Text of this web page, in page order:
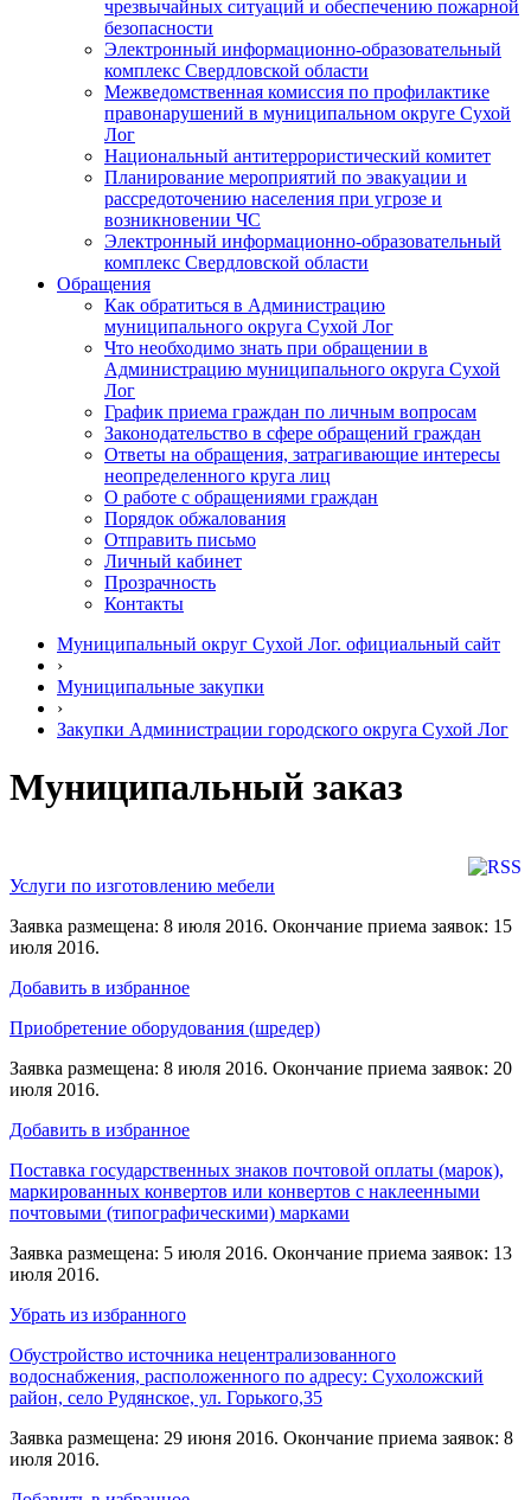
чрезвычайных ситуаций и обеспечению пожарной
безопасности
Электронный информационно-образовательный
комплекс Cвердловской области
Межведомственная комиссия по профилактике
правонарушений в муниципальном округе Сухой
Лог
Национальный антитеррористический комитет
Планирование мероприятий по эвакуации и
рассредоточению населения при угрозе и
возникновении ЧС
Электронный информационно-образовательный
комплекс Свердловской области
Обращения
Как обратиться в Администрацию
муниципального округа Сухой Лог
Что необходимо знать при обращении в
Администрацию муниципального округа Сухой
Лог
График приема граждан по личным вопросам
Законодательство в сфере обращений граждан
Ответы на обращения, затрагивающие интересы
неопределенного круга лиц
О работе с обращениями граждан
Порядок обжалования
Отправить письмо
Личный кабинет
Прозрачность
Контакты
Муниципальный округ Сухой Лог. официальный сайт
›
Муниципальные закупки
›
Закупки Администрации городского округа Сухой Лог
Муниципальный заказ
Услуги по изготовлению мебели
Заявка размещена: 8 июля 2016. Окончание приема заявок: 15
июля 2016.
Добавить в избранное
Приобретение оборудования (шредер)
Заявка размещена: 8 июля 2016. Окончание приема заявок: 20
июля 2016.
Добавить в избранное
Поставка государственных знаков почтовой оплаты (марок),
маркированных конвертов или конвертов с наклеенными
почтовыми (типографическими) марками
Заявка размещена: 5 июля 2016. Окончание приема заявок: 13
июля 2016.
Убрать из избранного
Обустройство источника нецентрализованного
водоснабжения, расположенного по адресу: Сухоложский
район, село Рудянское, ул. Горького,35
Заявка размещена: 29 июня 2016. Окончание приема заявок: 8
июля 2016.